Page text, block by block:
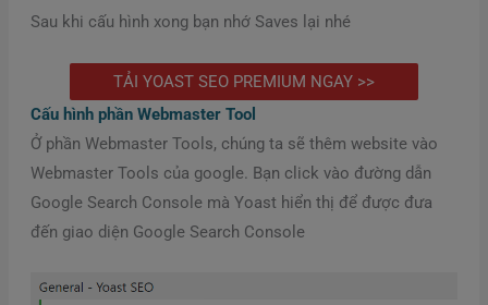
Sau khi cấu hình xong bạn nhớ Saves lại nhé
TẢI YOAST SEO PREMIUM NGAY >>
Cấu hình phần Webmaster Tool
Ở phần Webmaster Tools, chúng ta sẽ thêm website vào
Webmaster Tools của google. Bạn click vào đường dẫn
Google Search Console mà Yoast hiển thị để được đưa
đến giao diện Google Search Console